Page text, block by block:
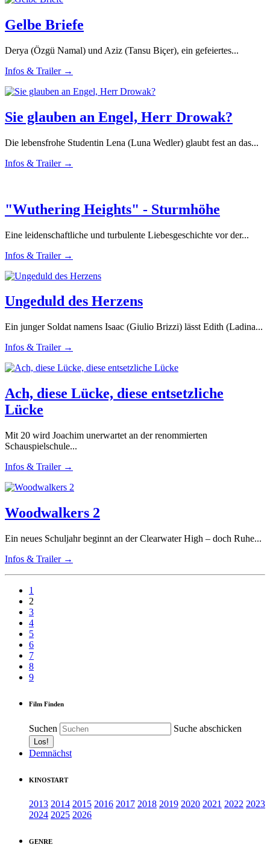
Gelbe Briefe
Derya (Özgü Namal) und Aziz (Tansu Biçer), ein gefeiertes...
Infos & Trailer →
Sie glauben an Engel, Herr Drowak?
Die lebensfrohe Studentin Lena (Luna Wedler) glaubt fest an das...
Infos & Trailer →
"Wuthering Heights" - Sturmhöhe
Eine leidenschaftliche und turbulente Liebesgeschichte vor der...
Infos & Trailer →
Ungeduld des Herzens
Ein junger Soldat namens Isaac (Giulio Brizzi) lässt Edith (Ladina...
Infos & Trailer →
Ach, diese Lücke, diese entsetzliche
Lücke
Mit 20 wird Joachim unerwartet an der renommierten
Schauspielschule...
Infos & Trailer →
Woodwalkers 2
Ein neues Schuljahr beginnt an der Clearwater High – doch Ruhe...
Infos & Trailer →
1
2
3
4
5
6
7
8
9
Film Finden
Suchen Suche abschicken
Demnächst
KINOSTART
2013 2014 2015 2016 2017 2018 2019 2020 2021 2022 2023
2024 2025 2026
GENRE